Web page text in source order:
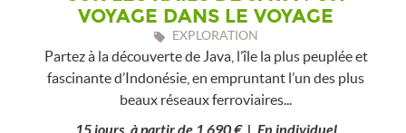
VOYAGE DANS LE VOYAGE
EXPLORATION
Partez à la découverte de Java, l’île la plus peuplée et
fascinante d’Indonésie, en empruntant l’un des plus
beaux réseaux ferroviaires...